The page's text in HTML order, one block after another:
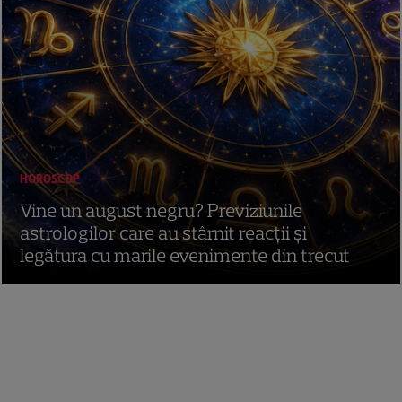
HOROSCOP
Vine un august negru? Previziunile
astrologilor care au stârnit reacții și
legătura cu marile evenimente din trecut